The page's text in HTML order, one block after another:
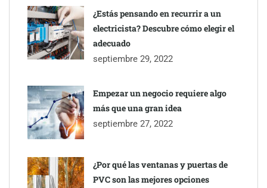
¿Estás pensando en recurrir a un
electricista? Descubre cómo elegir el
adecuado
septiembre 29, 2022
Empezar un negocio requiere algo
más que una gran idea
septiembre 27, 2022
¿Por qué las ventanas y puertas de
PVC son las mejores opciones